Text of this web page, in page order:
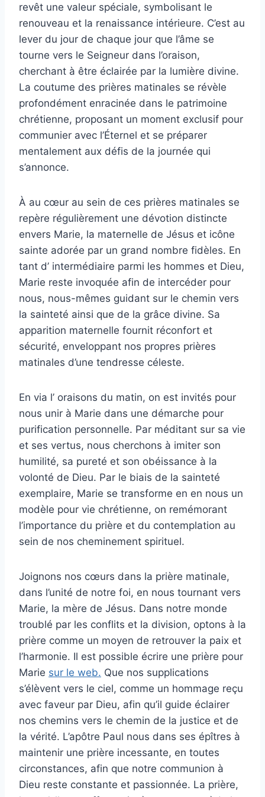
revêt une valeur spéciale, symbolisant le
renouveau et la renaissance intérieure. C’est au
lever du jour de chaque jour que l’âme se
tourne vers le Seigneur dans l’oraison,
cherchant à être éclairée par la lumière divine.
La coutume des prières matinales se révèle
profondément enracinée dans le patrimoine
chrétienne, proposant un moment exclusif pour
communier avec l’Éternel et se préparer
mentalement aux défis de la journée qui
s’annonce.
À au cœur au sein de ces prières matinales se
repère régulièrement une dévotion distincte
envers Marie, la maternelle de Jésus et icône
sainte adorée par un grand nombre fidèles. En
tant d’ intermédiaire parmi les hommes et Dieu,
Marie reste invoquée afin de intercéder pour
nous, nous-mêmes guidant sur le chemin vers
la sainteté ainsi que de la grâce divine. Sa
apparition maternelle fournit réconfort et
sécurité, enveloppant nos propres prières
matinales d’une tendresse céleste.
En via l’ oraisons du matin, on est invités pour
nous unir à Marie dans une démarche pour
purification personnelle. Par méditant sur sa vie
et ses vertus, nous cherchons à imiter son
humilité, sa pureté et son obéissance à la
volonté de Dieu. Par le biais de la sainteté
exemplaire, Marie se transforme en en nous un
modèle pour vie chrétienne, on remémorant
l’importance du prière et du contemplation au
sein de nos cheminement spirituel.
Joignons nos cœurs dans la prière matinale,
dans l’unité de notre foi, en nous tournant vers
Marie, la mère de Jésus. Dans notre monde
troublé par les conflits et la division, optons à la
prière comme un moyen de retrouver la paix et
l’harmonie. Il est possible écrire une prière pour
Marie sur le web. Que nos supplications
s’élèvent vers le ciel, comme un hommage reçu
avec faveur par Dieu, afin qu’il guide éclairer
nos chemins vers le chemin de la justice et de
la vérité. L’apôtre Paul nous dans ses épîtres à
maintenir une prière incessante, en toutes
circonstances, afin que notre communion à
Dieu reste constante et passionnée. La prière,